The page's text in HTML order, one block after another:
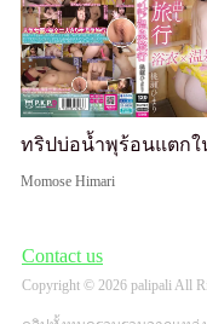
Momose Himari
Contact us
Copyright © 2026 palipali All